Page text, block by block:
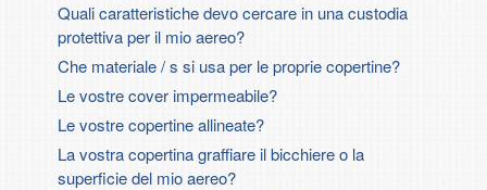
Quali caratteristiche devo cercare in una custodia
protettiva per il mio aereo?
Che materiale / s si usa per le proprie copertine?
Le vostre cover impermeabile?
Le vostre copertine allineate?
La vostra copertina graffiare il bicchiere o la
superficie del mio aereo?